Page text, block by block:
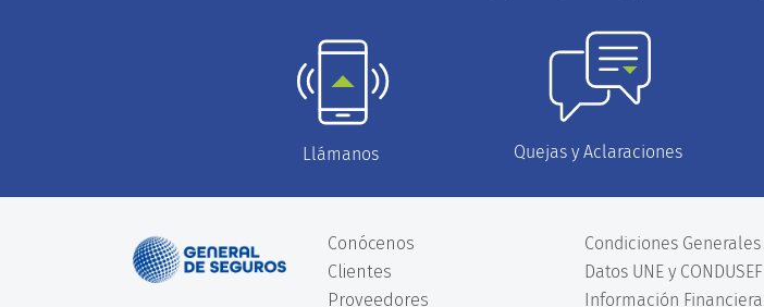
Llámanos Quejas y Aclaraciones
Conócenos
Clientes
Proveedores
Condiciones Generales
Datos UNE y CONDUSEF
Información Financiera